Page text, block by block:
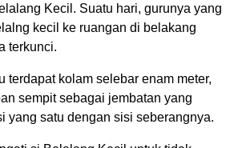
Kecil. Suatu hari, gurunya yang
kecil ke ruangan di belakang
terkunci.
terdapat kolam selebar enam meter,
sempit sebagai jembatan yang
yang satu dengan sisi seberangnya.